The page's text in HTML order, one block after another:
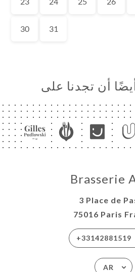
أن تجدنا على
Brasserie
3 Place de
75016 Paris
+33142881519
AR